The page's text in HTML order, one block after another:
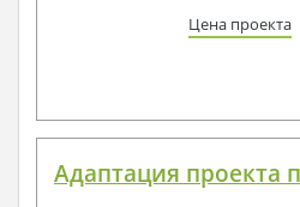
Цена проекта
Адаптация проекта